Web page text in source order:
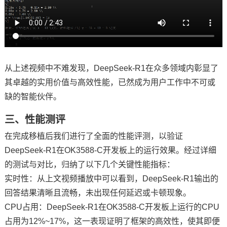
从上述视频中不难发现，DeepSeek-R1在众多领域内彰显了
其卓越的实用价值与高效性能，已然成为用户工作中不可或
缺的智能伙伴。
三、性能测评
在完成移植后我们进行了全面的性能评测 ，以验证
DeepSeek-R1在OK3588-C开发板上的运行效果。经过详细
的测试与对比，归纳了以下几个关键性能指标：
实时性：从上文视频播放中可以看到，DeepSeek-R1输出的
回答结果清晰且流畅，未出现任何延迟或卡顿现象。
CPU占用：DeepSeek-R1在OK3588-C开发板上运行的CPU
占用为12%~17%，这一表现证明了框架的高效性，使其即便